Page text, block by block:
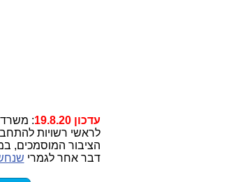
עדכון 19.8.20 :
לראשי רשויות
הציבור המוסמכים,
דבר אחר לגמרי